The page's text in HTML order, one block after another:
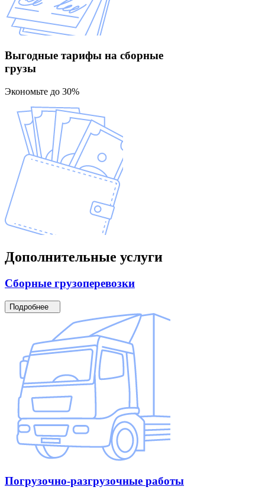
Выгодные тарифы на сборные
грузы
Экономьте до 30%
Дополнительные услуги
Сборные грузоперевозки
Подробнее
Погрузочно-разгрузочные работы